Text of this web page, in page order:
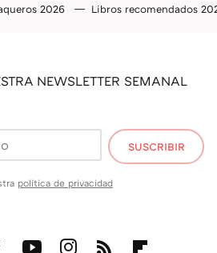
2026 Libros recomendados
NEWSLETTER SEMANAL
SUSCRIBIR
política de privacidad